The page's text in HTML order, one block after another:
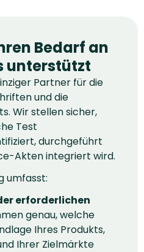
Bedarf an
unterstützt
Partner für die
und die
Wir stellen sicher,
Test
durchgeführt
Akten integriert wird.
umfasst:
erforderlichen
genau, welche
Ihres Produkts,
Ihrer Zielmärkte